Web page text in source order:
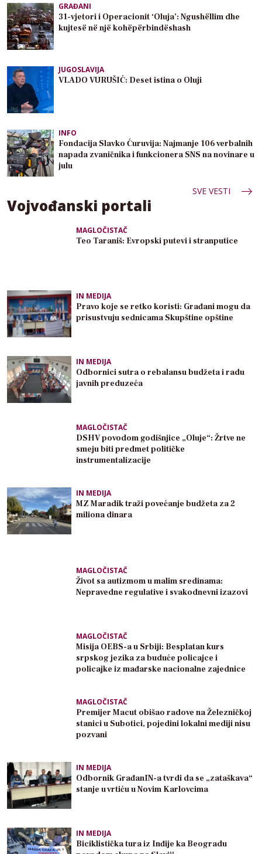
GRAĐANI
31-vjetori i Operacionit ‘Oluja’: Ngushëllim dhe
kujtesë në një kohëpërbindëshash
JUGOSLAVIJA
VLADO VURUŠIĆ: Deset istina o Oluji
INFO
Fondacija Slavko Ćuruvija: Najmanje 106 verbalnih
napada zvaničnika i funkcionera SNS na novinare u
julu
SVE VESTI
Vojvođanski portali
MAGLOČISTAČ
Teo Taraniš: Evropski putevi i stranputice
IN MEDIJA
Pravo koje se retko koristi: Građani mogu da
prisustvuju sednicama Skupštine opštine
IN MEDIJA
Odbornici sutra o rebalansu budžeta i radu
javnih preduzeća
MAGLOČISTAČ
DSHV povodom godišnjice „Oluje“: Žrtve ne
smeju biti predmet političke
instrumentalizacije
IN MEDIJA
MZ Maradik traži povećanje budžeta za 2
miliona dinara
MAGLOČISTAČ
Život sa autizmom u malim sredinama:
Nepravedne regulative i svakodnevni izazovi
MAGLOČISTAČ
Misija OEBS-a u Srbiji: Besplatan kurs
srpskog jezika za buduće policajce i
policajke iz mađarske nacionalne zajednice
MAGLOČISTAČ
Premijer Macut obišao radove na Železničkoj
stanici u Subotici, pojedini lokalni mediji nisu
pozvani
IN MEDIJA
Odbornik GrađanIN-a tvrdi da se „zataškava“
stanje u vrtiću u Novim Karlovcima
IN MEDIJA
Biciklistička tura iz Inđije ka Beogradu